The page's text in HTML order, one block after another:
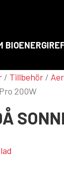
BIOENERGI
/ Tillbehör /
200W